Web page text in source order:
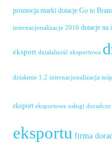
promocja marki dotacje Go to
internacjonalizacje 2016 dotacje na
eksport działalność eksportowa
działanie 1.2 internacjonalizacja mśp
eksport eksportowe usługi doradcze
eksportu firma